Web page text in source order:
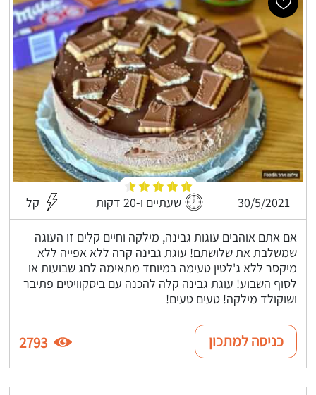
30/5/2021 שעתיים ו-20 דקות קל
אם אתם אוהבים עוגות גבינה, מילקה וחיים קלים זו העוגה
שמשלבת את שלושתם! עוגת גבינה קרה ללא אפייה ללא
מיקסר ללא ג'לטין טעימה במיוחד מתאימה לחג שבועות או
לסוף השבוע! עוגת גבינה קלה להכנה עם ביסקוויטים פתיבר
ושוקולד מילקה! טעים טעים!
כניסה למתכון 2793